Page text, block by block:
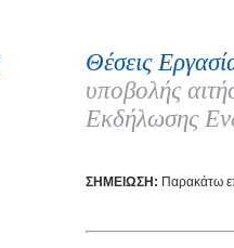
Θέσεις
υποβολής
Εκδήλωσης
ΣΗΜΕΙΩΣΗ: Παρακάτω